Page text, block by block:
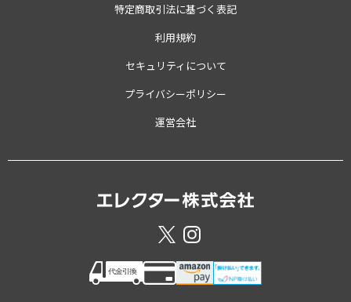
特定商取引法に基づく表記
利用規約
セキュリティについて
プライバシーポリシー
運営会社